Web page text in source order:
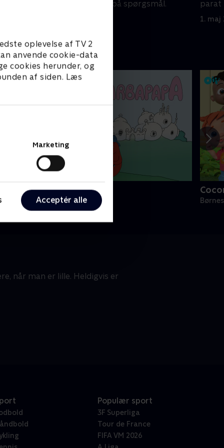
oplevelse af TV 2
anvende cookie-data
cookies herunder, og
af siden. Læs
Marketing
Acceptér alle
parat til at svare på spørgsmål.
parat
1. maj
Barbapapa
• 1 sæsoner
når man er lille. Heldigvis er
Populær sport
3F Superliga
Tour de France
FIFA VM 2026